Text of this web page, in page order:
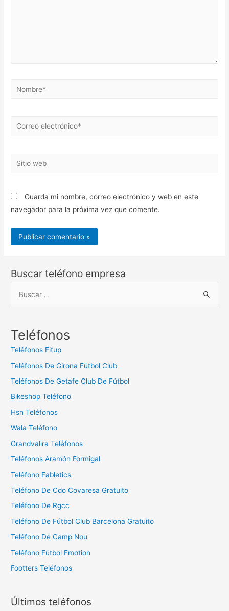
Nombre*
Correo
Sitio
Guarda mi nombre, correo electrónico y web en este
navegador para la próxima vez que comente.
Buscar teléfono empresa
c
:
Teléfonos
Teléfonos Fitup
Teléfonos De Girona Fútbol Club
Teléfonos De Getafe Club De Fútbol
Bikeshop Teléfono
Hsn Teléfonos
Wala Teléfono
Grandvalira Teléfonos
Teléfonos Aramón Formigal
Teléfono Fabletics
Teléfono De Cdo Covaresa Gratuito
Teléfono De Rgcc
Teléfono De Fútbol Club Barcelona Gratuito
Teléfono De Camp Nou
Teléfono Fútbol Emotion
Footters Teléfonos
Últimos teléfonos